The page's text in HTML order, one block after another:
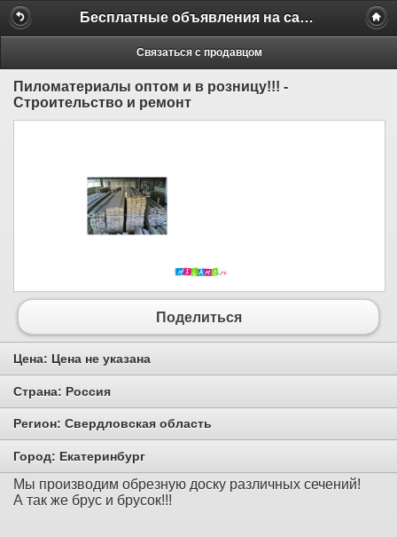
Бесплатные объявления на сайте MILAMO.ru
Связаться с продавцом
Пиломатериалы оптом и в розницу!!! -
Строительство и ремонт
Поделиться
Цена: Цена не указана
Страна: Россия
Регион: Свердловская область
Город: Екатеринбург
Мы производим обрезную доску различных сечений!
А так же брус и брусок!!!